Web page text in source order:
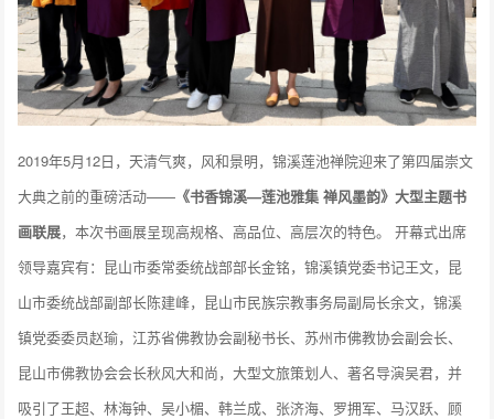
2019年5月12日，天清气爽，风和景明，锦溪莲池禅院迎来了第四届崇文
大典之前的重磅活动—— 《书香锦溪—莲池雅集 禅风墨韵》大型主题书
画联展，本次书画展呈现高规格、高品位、高层次的特色。 开幕式出席
领导嘉宾有：昆山市委常委统战部部长金铭，锦溪镇党委书记王文，昆
山市委统战部副部长陈建峰，昆山市民族宗教事务局副局长余文，锦溪
镇党委委员赵瑜，江苏省佛教协会副秘书长、苏州市佛教协会副会长、
昆山市佛教协会会长秋风大和尚，大型文旅策划人、著名导演吴君，并
吸引了王超、林海钟、吴小楣、韩兰成、张济海、罗拥军、马汉跃、顾